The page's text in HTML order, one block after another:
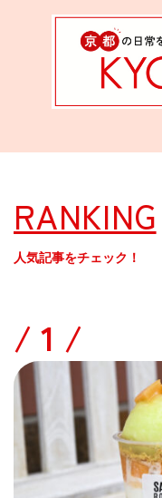
RANKING
人気記事をチェック！
/